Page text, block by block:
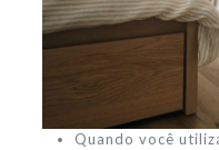
Quando você